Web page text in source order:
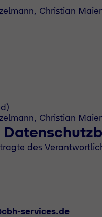
Christian Maier
Christian Maier
des
services.de